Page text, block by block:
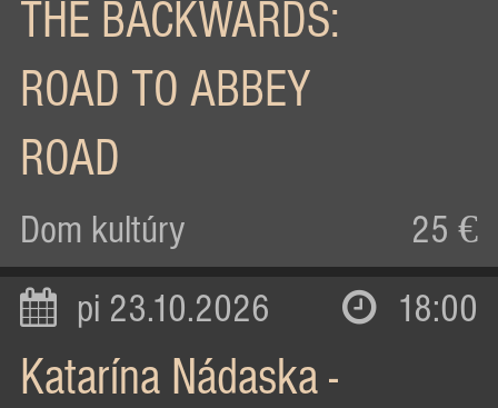
THE BACKWARDS:
ROAD TO ABBEY
ROAD
Dom kultúry 25 €
pi 23.10.2026 18:00
Katarína Nádaska -